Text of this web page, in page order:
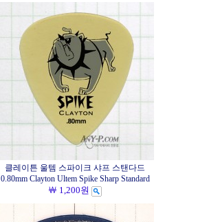
클레이튼 울템 스파이크 샤프 스탠다드
0.80mm Clayton Ultem Spike Sharp Standard
￦ 1,200원